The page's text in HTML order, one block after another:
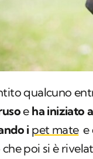
qualcuno
e ha iniziato
i pet mate e
poi si è